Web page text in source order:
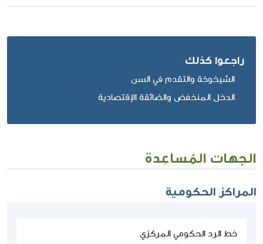
راجعوا كذلك
الشيخوخة والتقدم في السن
الدخل المنخفض والضائقة الإقتصادية
الجهات المُساعِدة
المراكز الحكومية
خط الرد الحكومي المركزي